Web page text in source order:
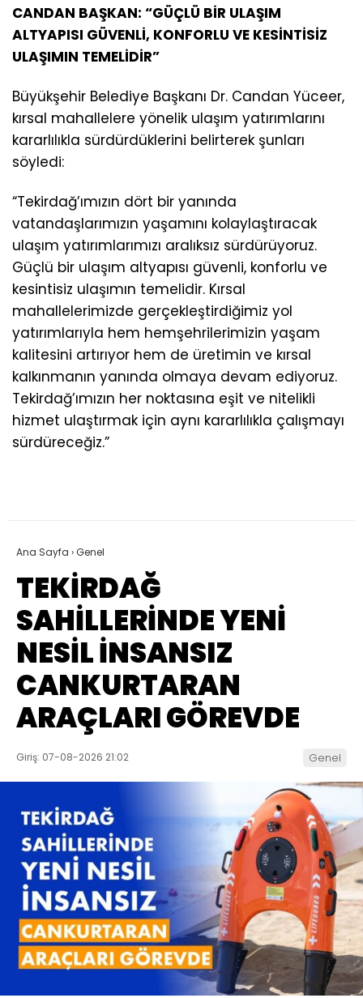
CANDAN BAŞKAN: “GÜÇLÜ BİR ULAŞIM
ALTYAPISI GÜVENLİ, KONFORLU VE KESİNTİSİZ
ULAŞIMIN TEMELİDİR”
Büyükşehir Belediye Başkanı Dr. Candan Yüceer,
kırsal mahallelere yönelik ulaşım yatırımlarını
kararlılıkla sürdürdüklerini belirterek şunları
söyledi:
“Tekirdağ’ımızın dört bir yanında
vatandaşlarımızın yaşamını kolaylaştıracak
ulaşım yatırımlarımızı aralıksız sürdürüyoruz.
Güçlü bir ulaşım altyapısı güvenli, konforlu ve
kesintisiz ulaşımın temelidir. Kırsal
mahallelerimizde gerçekleştirdiğimiz yol
yatırımlarıyla hem hemşehrilerimizin yaşam
kalitesini artırıyor hem de üretimin ve kırsal
kalkınmanın yanında olmaya devam ediyoruz.
Tekirdağ’ımızın her noktasına eşit ve nitelikli
hizmet ulaştırmak için aynı kararlılıkla çalışmayı
sürdüreceğiz.”
Ana Sayfa ›Genel
TEKİRDAĞ
SAHİLLERİNDE YENİ
NESİL İNSANSIZ
CANKURTARAN
ARAÇLARI GÖREVDE
Giriş: 07-08-2026 21:02 Genel